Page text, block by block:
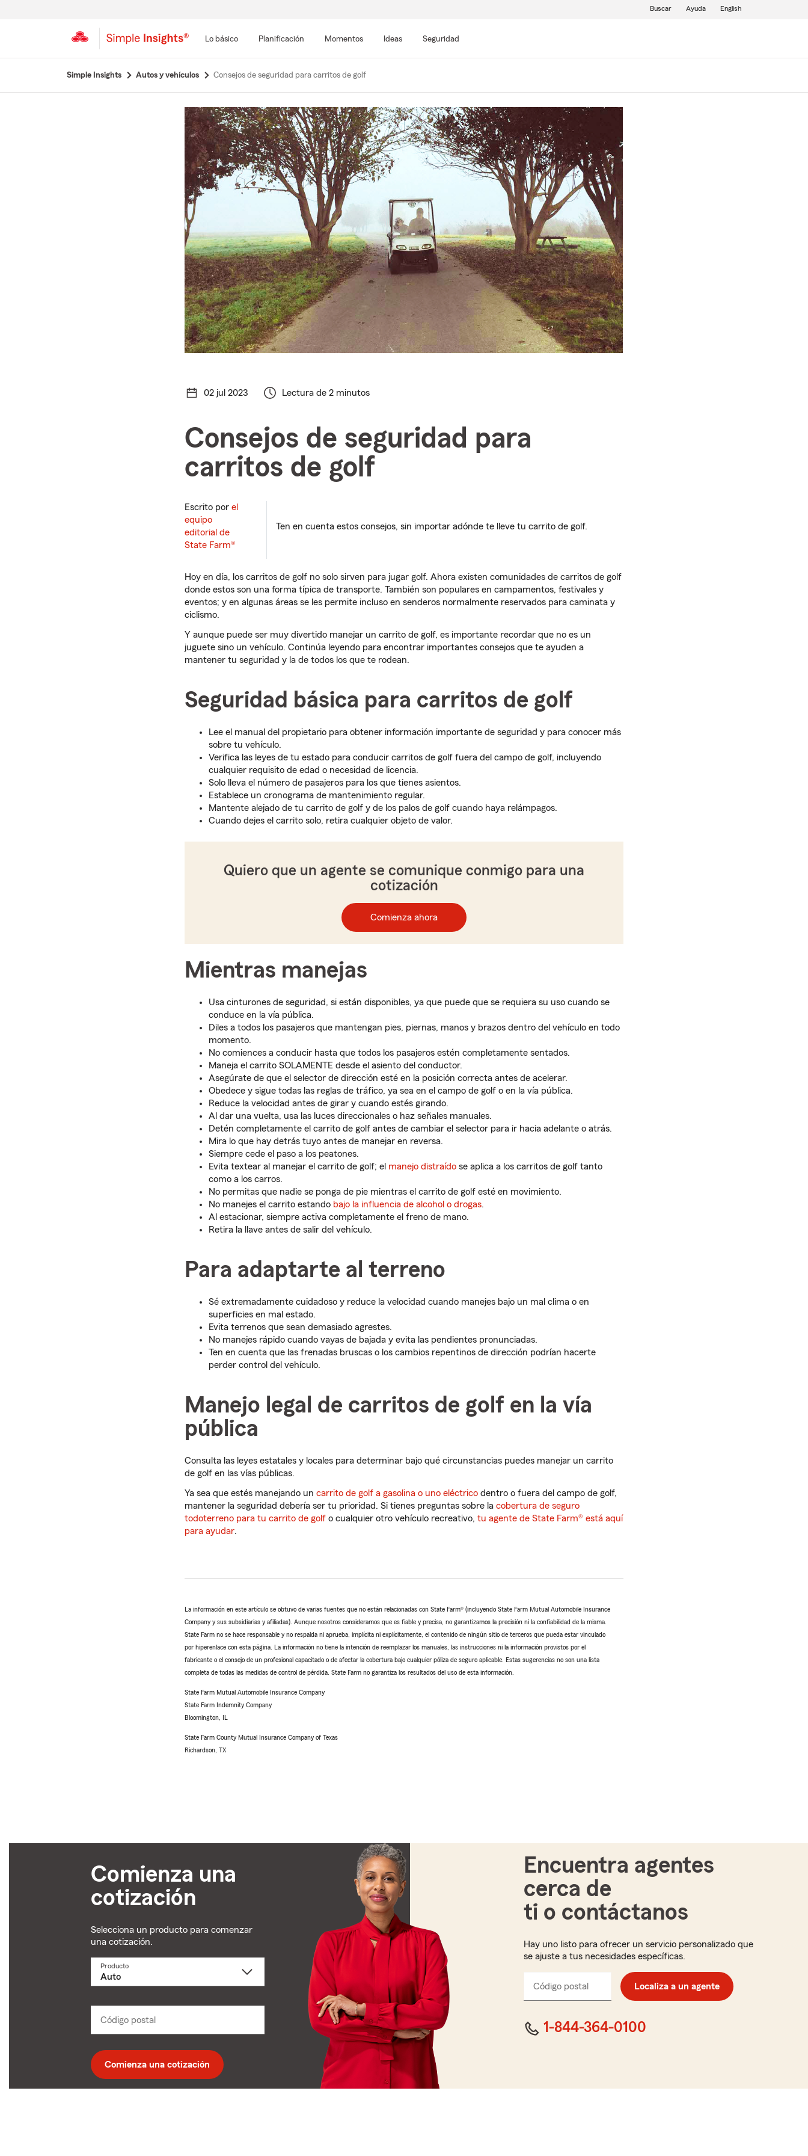
Lo básico Planificación Momentos Ideas Seguridad
Buscar Ayuda English
Simple Insights Autos y vehículos Consejos de seguridad para carritos de golf
02 jul 2023 Lectura de 2 minutos
Consejos de seguridad para
carritos de golf
Escrito por el
equipo
editorial de
State Farm®
Ten en cuenta estos consejos, sin importar adónde te lleve tu carrito de golf.
Hoy en día, los carritos de golf no solo sirven para jugar golf. Ahora existen comunidades de carritos de golf
donde estos son una forma típica de transporte. También son populares en campamentos, festivales y
eventos; y en algunas áreas se les permite incluso en senderos normalmente reservados para caminata y
ciclismo.
Y aunque puede ser muy divertido manejar un carrito de golf, es importante recordar que no es un
juguete sino un vehículo. Continúa leyendo para encontrar importantes consejos que te ayuden a
mantener tu seguridad y la de todos los que te rodean.
Seguridad básica para carritos de golf
Lee el manual del propietario para obtener información importante de seguridad y para conocer más
sobre tu vehículo.
Verifica las leyes de tu estado para conducir carritos de golf fuera del campo de golf, incluyendo
cualquier requisito de edad o necesidad de licencia.
Solo lleva el número de pasajeros para los que tienes asientos.
Establece un cronograma de mantenimiento regular.
Mantente alejado de tu carrito de golf y de los palos de golf cuando haya relámpagos.
Cuando dejes el carrito solo, retira cualquier objeto de valor.
Quiero que un agente se comunique conmigo para una
cotización
Comienza ahora
Mientras manejas
Usa cinturones de seguridad, si están disponibles, ya que puede que se requiera su uso cuando se
conduce en la vía pública.
Diles a todos los pasajeros que mantengan pies, piernas, manos y brazos dentro del vehículo en todo
momento.
No comiences a conducir hasta que todos los pasajeros estén completamente sentados.
Maneja el carrito SOLAMENTE desde el asiento del conductor.
Asegúrate de que el selector de dirección esté en la posición correcta antes de acelerar.
Obedece y sigue todas las reglas de tráfico, ya sea en el campo de golf o en la vía pública.
Reduce la velocidad antes de girar y cuando estés girando.
Al dar una vuelta, usa las luces direccionales o haz señales manuales.
Detén completamente el carrito de golf antes de cambiar el selector para ir hacia adelante o atrás.
Mira lo que hay detrás tuyo antes de manejar en reversa.
Siempre cede el paso a los peatones.
Evita textear al manejar el carrito de golf; el manejo distraído se aplica a los carritos de golf tanto
como a los carros.
No permitas que nadie se ponga de pie mientras el carrito de golf esté en movimiento.
No manejes el carrito estando bajo la influencia de alcohol o drogas.
Al estacionar, siempre activa completamente el freno de mano.
Retira la llave antes de salir del vehículo.
Para adaptarte al terreno
Sé extremadamente cuidadoso y reduce la velocidad cuando manejes bajo un mal clima o en
superficies en mal estado.
Evita terrenos que sean demasiado agrestes.
No manejes rápido cuando vayas de bajada y evita las pendientes pronunciadas.
Ten en cuenta que las frenadas bruscas o los cambios repentinos de dirección podrían hacerte
perder control del vehículo.
Manejo legal de carritos de golf en la vía
pública
Consulta las leyes estatales y locales para determinar bajo qué circunstancias puedes manejar un carrito
de golf en las vías públicas.
Ya sea que estés manejando un carrito de golf a gasolina o uno eléctrico dentro o fuera del campo de golf,
mantener la seguridad debería ser tu prioridad. Si tienes preguntas sobre la cobertura de seguro
todoterreno para tu carrito de golf o cualquier otro vehículo recreativo, tu agente de State Farm® está aquí
para ayudar.
La información en este artículo se obtuvo de varias fuentes que no están relacionadas con State Farm® (incluyendo State Farm Mutual Automobile Insurance
Company y sus subsidiarias y afiliadas). Aunque nosotros consideramos que es fiable y precisa, no garantizamos la precisión ni la confiabilidad de la misma.
State Farm no se hace responsable y no respalda ni aprueba, implícita ni explícitamente, el contenido de ningún sitio de terceros que pueda estar vinculado
por hiperenlace con esta página. La información no tiene la intención de reemplazar los manuales, las instrucciones ni la información provistos por el
fabricante o el consejo de un profesional capacitado o de afectar la cobertura bajo cualquier póliza de seguro aplicable. Estas sugerencias no son una lista
completa de todas las medidas de control de pérdida. State Farm no garantiza los resultados del uso de esta información.
State Farm Mutual Automobile Insurance Company
State Farm Indemnity Company
Bloomington, IL
State Farm County Mutual Insurance Company of Texas
Richardson, TX
Comienza una
cotización
Selecciona un producto para comenzar
una cotización.
Producto
dropdown
Código postal
postal
de
Comienza una cotización
Encuentra agentes
cerca de
ti o contáctanos
Hay uno listo para ofrecer un servicio personalizado que
se ajuste a tus necesidades específicas.
Código postal
de
Localiza a un agente
1-844-364-0100